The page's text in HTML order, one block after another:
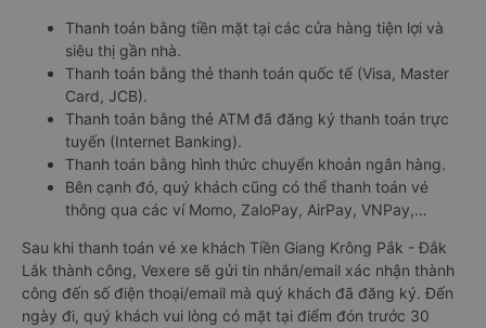
Thanh toán bằng tiền mặt tại các cửa hàng tiện lợi và
siêu thị gần nhà.
Thanh toán bằng thẻ thanh toán quốc tế (Visa, Master
Card, JCB).
Thanh toán bằng thẻ ATM đã đăng ký thanh toán trực
tuyến (Internet Banking).
Thanh toán bằng hình thức chuyển khoản ngân hàng.
Bên cạnh đó, quý khách cũng có thể thanh toán vé
thông qua các ví Momo, ZaloPay, AirPay, VNPay,…
Sau khi thanh toán vé xe khách Tiền Giang Krông Pắk - Đắk
Lắk thành công, Vexere sẽ gửi tin nhắn/email xác nhận thành
công đến số điện thoại/email mà quý khách đã đăng ký. Đến
ngày đi, quý khách vui lòng có mặt tại điểm đón trước 30